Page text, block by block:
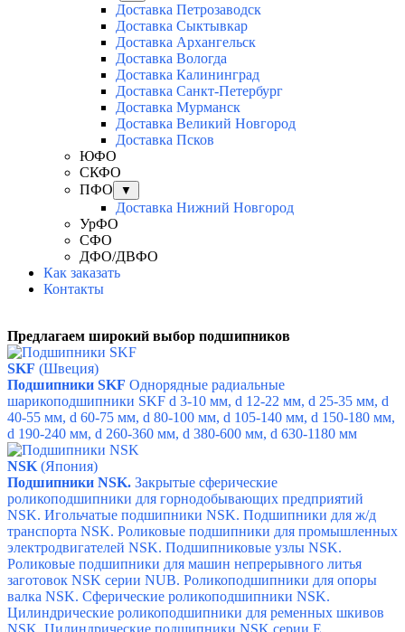
Доставка Петрозаводск
Доставка Сыктывкар
Доставка Архангельск
Доставка Вологда
Доставка Калининград
Доставка Санкт-Петербург
Доставка Мурманск
Доставка Великий Новгород
Доставка Псков
ЮФО
СКФО
ПФО
▼
Доставка Нижний Новгород
УрФО
СФО
ДФО/ДВФО
Как заказать
Контакты
Предлагаем широкий выбор подшипников
SKF (Швеция)
Подшипники SKF Однорядные радиальные
шарикоподшипники SKF d 3-10 мм, d 12-22 мм, d 25-35 мм, d
40-55 мм, d 60-75 мм, d 80-100 мм, d 105-140 мм, d 150-180 мм,
d 190-240 мм, d 260-360 мм, d 380-600 мм, d 630-1180 мм
NSK (Япония)
Подшипники NSK. Закрытые сферические
роликоподшипники для горнодобывающих предприятий
NSK. Игольчатые подшипники NSK. Подшипники для ж/д
транспорта NSK. Роликовые подшипники для промышленных
электродвигателей NSK. Подшипниковые узлы NSK.
Роликовые подшипники для машин непрерывного литья
заготовок NSK серии NUB. Роликоподшипники для опоры
валка NSK. Сферические роликоподшипники NSK.
Цилиндрические роликоподшипники для ременных шкивов
NSK. Цилиндрические подшипники NSK серии Е.